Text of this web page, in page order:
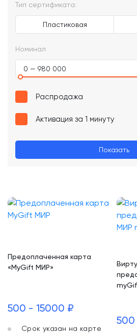
Тип сертификата:
Пластиковая
Номинал
0 — 980 000
Распродажа
Активация за 1 минуту
Показать
Предоплаченная карта
«MyGift МИР»
500 - 15000 ₽
Срок указан на карте
500